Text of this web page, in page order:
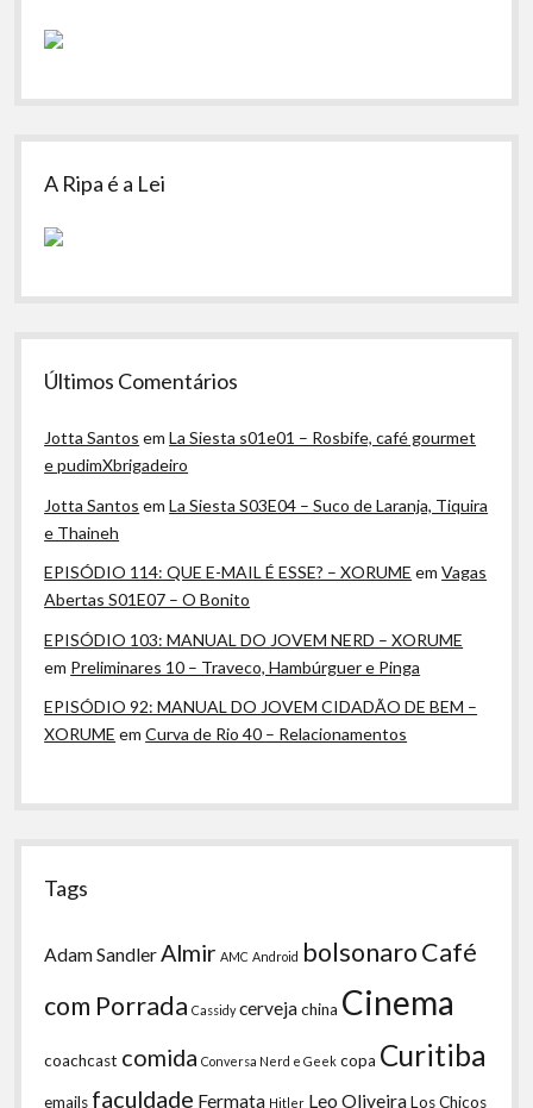
A Ripa é a Lei
Últimos Comentários
Jotta Santos emLa Siesta s01e01 – Rosbife, café gourmet
e pudimXbrigadeiro
Jotta Santos emLa Siesta S03E04 – Suco de Laranja, Tiquira
e Thaineh
EPISÓDIO 114: QUE E-MAIL É ESSE? – XORUME emVagas
Abertas S01E07 – O Bonito
EPISÓDIO 103: MANUAL DO JOVEM NERD – XORUME
em Preliminares 10 – Traveco, Hambúrguer e Pinga
EPISÓDIO 92: MANUAL DO JOVEM CIDADÃO DE BEM –
XORUME emCurva de Rio 40 – Relacionamentos
Tags
Adam Sandler Almir AMC Android bolsonaroCafé
com Porrada Cassidy cervejachina Cinema
coachcast comida Conversa Nerd e Geek copa Curitiba
emails faculdade Fermata Hitler Leo OliveiraLos Chicos